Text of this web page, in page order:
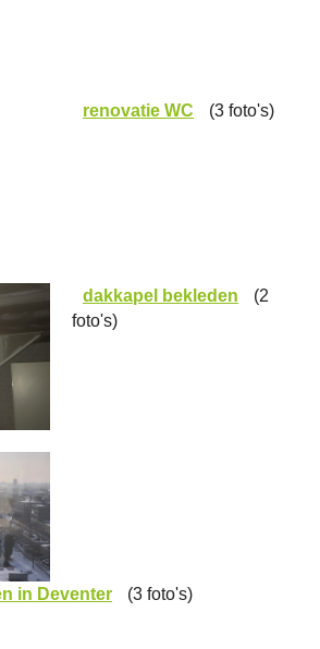
renovatie WC (3 foto's)
dakkapel bekleden
(2
foto's)
in Deventer (3 foto's)